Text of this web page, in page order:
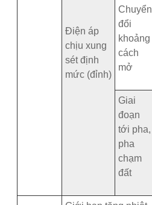
Điện áp
chịu xung
sét định
mức (đỉnh)
Chuyển
đổi
khoảng
cách
mở
Giai
đoạn
tới pha,
pha
chạm
đất